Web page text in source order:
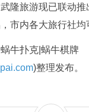
旅游现已联动推
市内各大旅行社均
牛扑克|蜗牛棋牌
)整理发布。